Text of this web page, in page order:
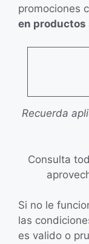
promociones
en productos
Recuerda
Consulta
Si no le
las
es valido o